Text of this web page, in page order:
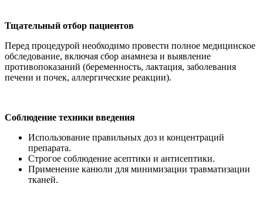
Тщательный отбор пациентов
Перед процедурой необходимо провести полное медицинское
обследование, включая сбор анамнеза и выявление
противопоказаний (беременность, лактация, заболевания
печени и почек, аллергические реакции).
Соблюдение техники введения
Использование правильных доз и концентраций
препарата.
Строгое соблюдение асептики и антисептики.
Применение канюли для минимизации травматизации
тканей.